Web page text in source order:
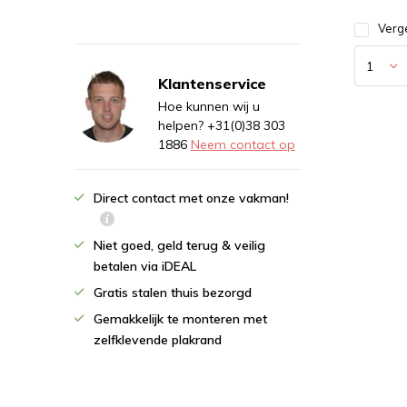
Klantenservice
Hoe kunnen wij u
helpen? +31(0)38 303
1886 Neem contact op
Direct contact met onze vakman!
Niet goed, geld terug & veilig
betalen via iDEAL
Gratis stalen thuis bezorgd
Gemakkelijk te monteren met
zelfklevende plakrand